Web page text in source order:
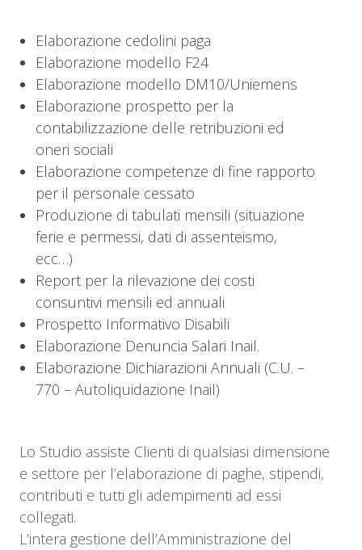
Elaborazione cedolini paga
Elaborazione modello F24
Elaborazione modello DM10/Uniemens
Elaborazione prospetto per la
contabilizzazione delle retribuzioni ed
oneri sociali
Elaborazione competenze di fine rapporto
per il personale cessato
Produzione di tabulati mensili (situazione
ferie e permessi, dati di assenteismo,
ecc…)
Report per la rilevazione dei costi
consuntivi mensili ed annuali
Prospetto Informativo Disabili
Elaborazione Denuncia Salari Inail.
Elaborazione Dichiarazioni Annuali (C.U. –
770 – Autoliquidazione Inail)
Lo Studio assiste Clienti di qualsiasi dimensione
e settore per l’elaborazione di paghe, stipendi,
contributi e tutti gli adempimenti ad essi
collegati.
L’intera gestione dell’Amministrazione del